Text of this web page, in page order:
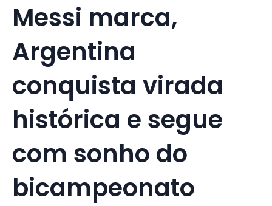
Messi marca,
Argentina
conquista virada
histórica e segue
com sonho do
bicampeonato